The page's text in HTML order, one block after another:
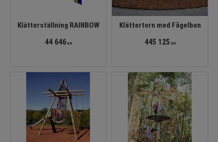
Klätterställning RAINBOW
44 646KR
Klättertorn med Fågelbon
445 125 KR